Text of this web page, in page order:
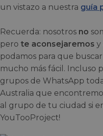
un vistazo a nuestra guía
Recuerda: nosotros no
pero te aconsejaremos y
podamos para que
mucho más fácil. Incluso
grupos de WhatsApp
Australia que
al grupo de tu ciudad si
YouTooProject!